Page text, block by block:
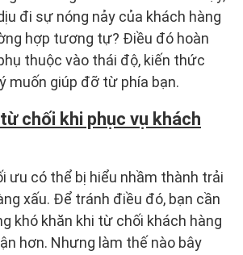
đi sự nóng nảy của khách hàng
hợp tương tự? Điều đó hoàn
thuộc vào thái độ, kiến ​​thức
muốn giúp đỡ từ phía bạn.
chối khi phục vụ khách
ưu có thể bị hiểu nhầm thành trải
xấu. Để tránh điều đó, bạn cần
khó khăn khi từ chối khách hàng
hơn. Nhưng làm thế nào bây